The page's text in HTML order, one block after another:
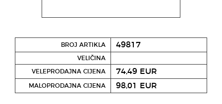
BROJ ARTIKLA 49817
VELIČINA
VELEPRODAJNA CIJENA 74,49 EUR
MALOPRODAJNA CIJENA 98,01 EUR